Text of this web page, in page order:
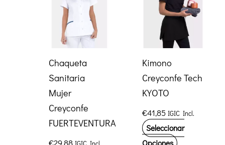
Chaqueta
Sanitaria
Mujer
Creyconfe
FUERTEVENTURA
€29,88
Kimono
Creyconfe Tech
KYOTO
€41,85 IGIC Incl.
Seleccionar
Este